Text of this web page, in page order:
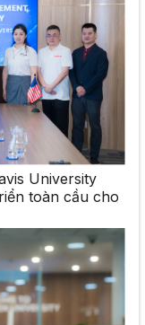
University
toàn cầu cho